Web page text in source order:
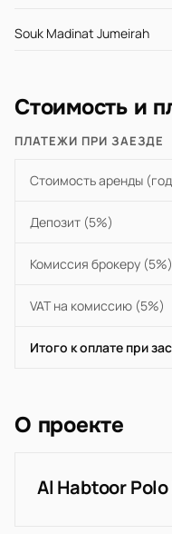
Souk Madinat Jumeirah
Стоимость и
ПЛАТЕЖИ ПРИ ЗАЕЗДЕ
Стоимость аренды
Депозит (5%)
Комиссия брокеру (5%)
VAT на комиссию (5%)
Итого к оплате при
О проекте
Al Habtoor